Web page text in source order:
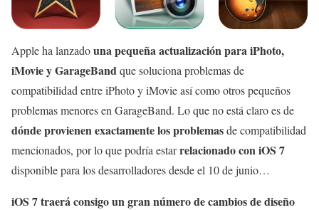
Apple ha lanzadouna pequeña actualización para iPhoto,
iMovie y GarageBandque soluciona problemas de
compatibilidad entre iPhoto y iMovie así como otros pequeños
problemas menores en GarageBand. Lo que no está claro es de
dónde provienen exactamente los problemasde compatibilidad
mencionados, por lo que podría estarrelacionado con iOS 7
disponible para los desarrolladores desde el 10 de junio…
iOS 7 traerá consigo un gran número de cambios de diseño